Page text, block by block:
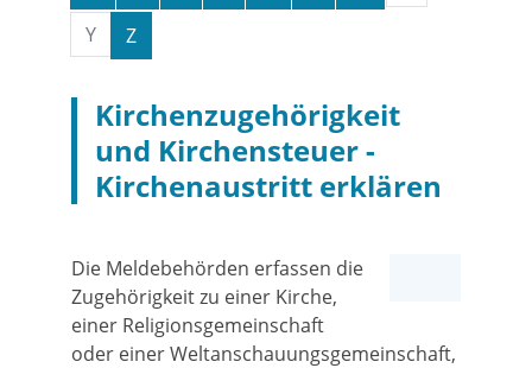
Y
Z
Kirchenzugehörigkeit
und Kirchensteuer -
Kirchenaustritt erklären
Die Meldebehörden erfassen die
Zugehörigkeit zu einer Kirche,
einer Religionsgemeinschaft
oder einer Weltanschauungsgemeinschaft,